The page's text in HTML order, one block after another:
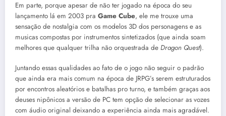
Em parte, porque apesar de não ter jogado na época do seu
lançamento lá em 2003 pra Game Cube, ele me trouxe uma
sensação de nostalgia com os modelos 3D dos personagens e as
musicas compostas por instrumentos sintetizados (que ainda soam
melhores que qualquer trilha não orquestrada de Dragon Quest).
Juntando essas qualidades ao fato de o jogo não seguir o padrão
que ainda era mais comum na época de JRPG’s serem estruturados
por encontros aleatórios e batalhas pro turno, e também graças aos
deuses nipônicos a versão de PC tem opção de selecionar as vozes
com áudio original deixando a experiência ainda mais agradável.